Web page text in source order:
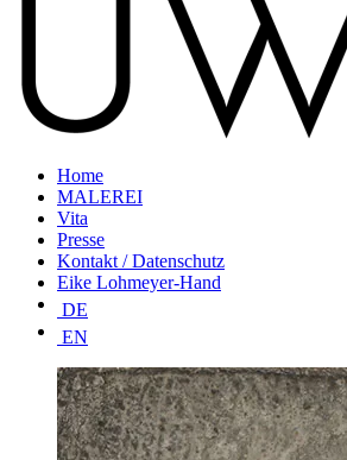
Home
MALEREI
Vita
Presse
Kontakt / Datenschutz
Eike Lohmeyer-Hand
DE
EN